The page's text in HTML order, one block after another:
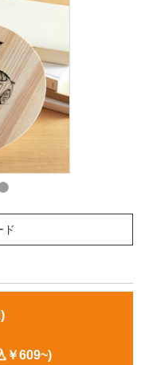
ド
￥609~)